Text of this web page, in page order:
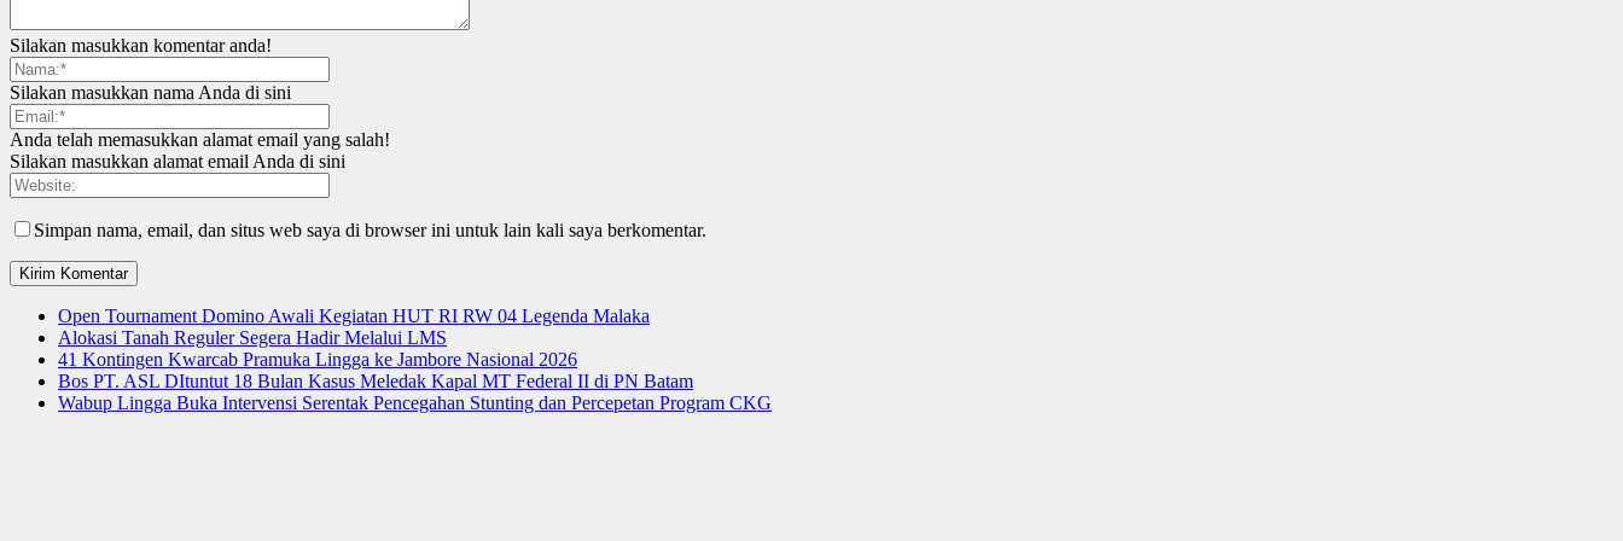
Silakan masukkan komentar anda!
Silakan masukkan nama Anda di sini
Anda telah memasukkan alamat email yang salah!
Silakan masukkan alamat email Anda di sini
Simpan nama, email, dan situs web saya di browser ini untuk lain kali saya berkomentar.
Open Tournament Domino Awali Kegiatan HUT RI RW 04 Legenda Malaka
Alokasi Tanah Reguler Segera Hadir Melalui LMS
41 Kontingen Kwarcab Pramuka Lingga ke Jambore Nasional 2026
Bos PT. ASL DItuntut 18 Bulan Kasus Meledak Kapal MT Federal II di PN Batam
Wabup Lingga Buka Intervensi Serentak Pencegahan Stunting dan Percepetan Program CKG